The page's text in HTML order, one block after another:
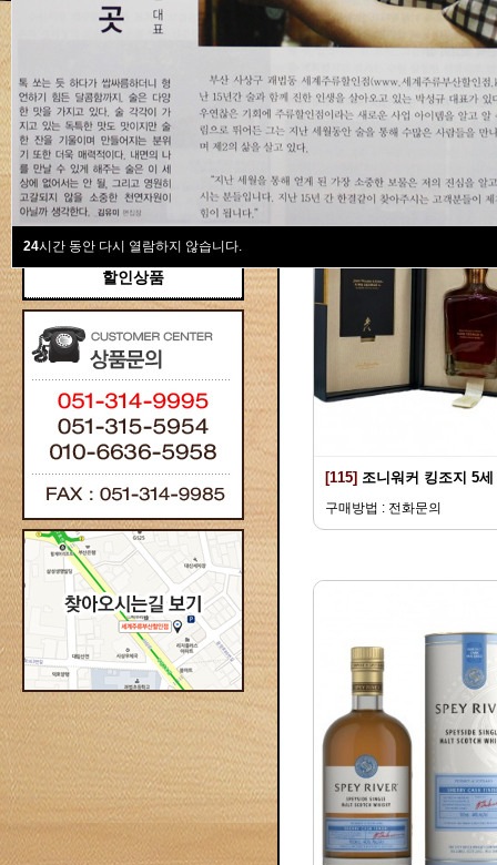
24시간 동안 다시 열람하지 않습니다.
새계주류부산할인점
위스키
브랜디/꼬냑
와인선물세트
와인
선물용
할인상품
Total 115건1 페이지
[115] 조니워커 킹조지 5세
구매방법 : 전화문의